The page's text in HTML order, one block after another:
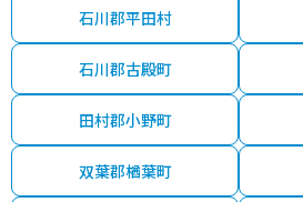
石川郡平田村
石川郡古殿町
田村郡小野町
双葉郡楢葉町